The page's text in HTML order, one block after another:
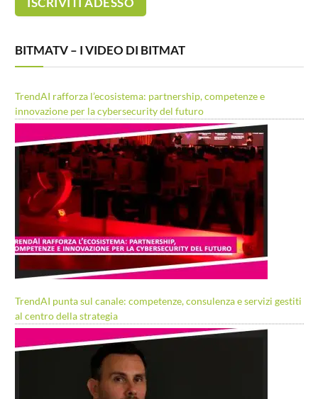
BITMATV – I VIDEO DI BITMAT
TrendAI rafforza l’ecosistema: partnership, competenze e
innovazione per la cybersecurity del futuro
TrendAI punta sul canale: competenze, consulenza e servizi gestiti
al centro della strategia